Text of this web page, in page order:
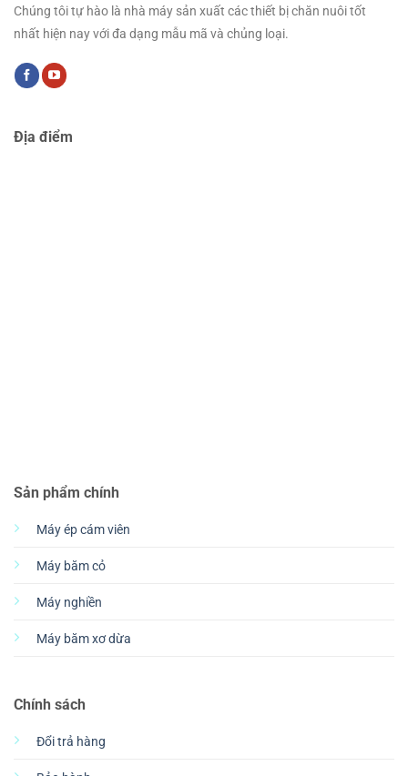
Chúng tôi tự hào là nhà máy sản xuất các thiết bị chăn nuôi tốt
nhất hiện nay với đa dạng mẫu mã và chủng loại.
Sản phẩm chính
Máy ép cám viên
Máy băm cỏ
Máy nghiền
Máy băm xơ dừa
Chính sách
Đổi trả hàng
Địa điểm